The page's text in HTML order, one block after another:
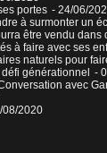
portes - 24/06/
à surmonter un
être vendu
à faire avec ses
naturels pour
générationnel
-
avec
08/2020